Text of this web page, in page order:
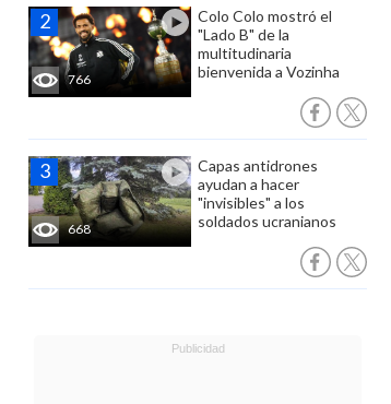
766
Colo Colo mostró el
"Lado B" de la
multitudinaria
bienvenida a Vozinha
668
Capas antidrones
ayudan a hacer
"invisibles" a los
soldados ucranianos